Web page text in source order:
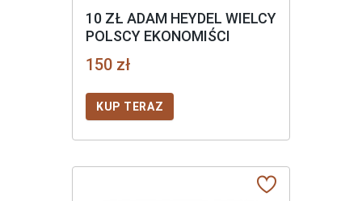
10 ZŁ ADAM HEYDEL WIELCY
POLSCY EKONOMIŚCI
150 zł
KUP TERAZ